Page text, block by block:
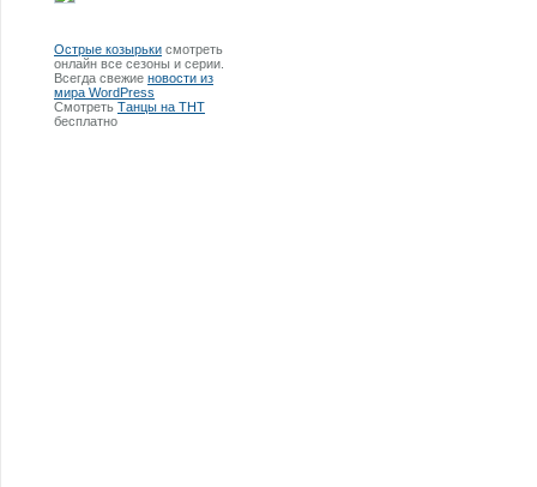
Острые козырьки смотреть
онлайн все сезоны и серии.
Всегда свежие новости из
мира WordPress
Смотреть Танцы на ТНТ
бесплатно